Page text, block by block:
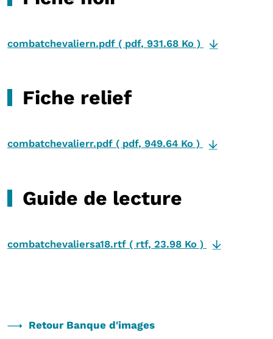
combatchevaliern.pdf ( pdf, 931.68 Ko )
Fiche relief
combatchevalierr.pdf ( pdf, 949.64 Ko )
Guide de lecture
combatchevaliersa18.rtf ( rtf, 23.98 Ko )
Retour Banque d'images